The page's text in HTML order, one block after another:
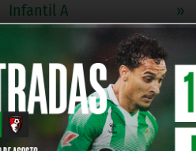
Infantil A
División de Honor Infantil
»
2ª Andaluza Alevín Grupo 1
Benjamín C
3ª Andaluza Benjamin Grupo 1